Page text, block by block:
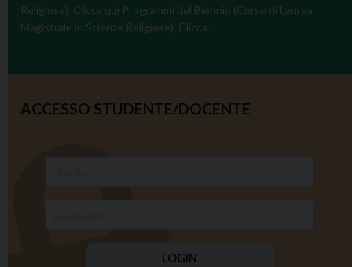
Religiose). Clicca qui Programmi del Biennio (Corso di Laurea
Magistrale in Scienze Religiose). Clicca…
ACCESSO STUDENTE/DOCENTE